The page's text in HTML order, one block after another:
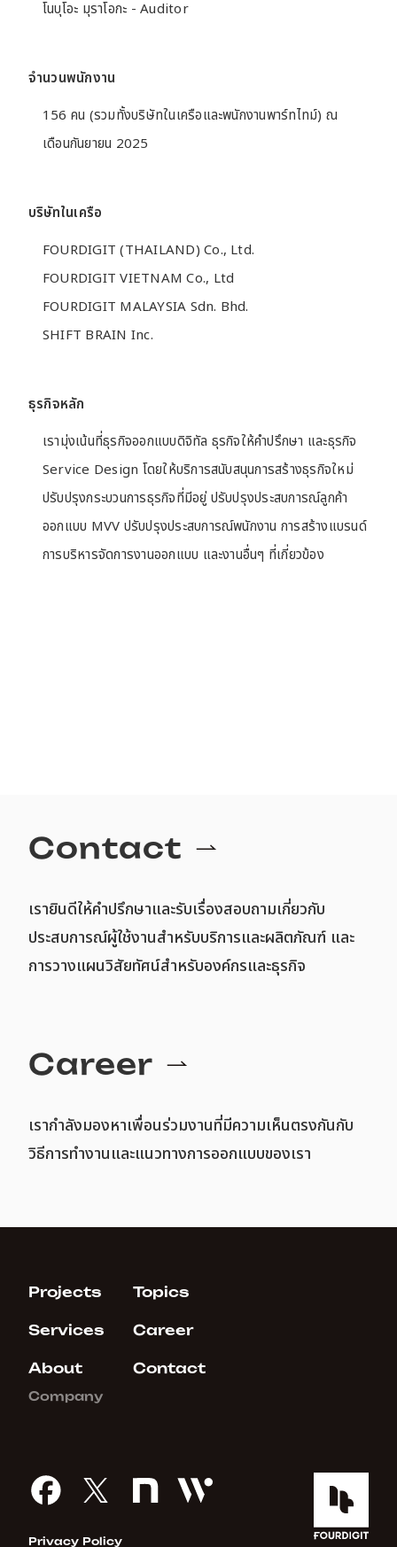
โนบุโอะ มุราโอกะ - Auditor
จำนวนพนักงาน
156 คน (รวมทั้งบริษัทในเครือและพนักงานพาร์ทไทม์) ณ
เดือนกันยายน 2025
บริษัทในเครือ
FOURDIGIT (THAILAND) Co., Ltd.
FOURDIGIT VIETNAM Co., Ltd
FOURDIGIT MALAYSIA Sdn. Bhd.
SHIFT BRAIN Inc.
ธุรกิจหลัก
เรามุ่งเน้นที่ธุรกิจออกแบบดิจิทัล ธุรกิจให้คำปรึกษา และธุรกิจ
Service Design โดยให้บริการสนับสนุนการสร้างธุรกิจใหม่
ปรับปรุงกระบวนการธุรกิจที่มีอยู่ ปรับปรุงประสบการณ์ลูกค้า
ออกแบบ MVV ปรับปรุงประสบการณ์พนักงาน การสร้างแบรนด์
การบริหารจัดการงานออกแบบ และงานอื่นๆ ที่เกี่ยวข้อง
Contact
เรายินดีให้คำปรึกษาและรับเรื่องสอบถามเกี่ยวกับ
ประสบการณ์ผู้ใช้งานสำหรับบริการและผลิตภัณฑ์ และ
การวางแผนวิสัยทัศน์สำหรับองค์กรและธุรกิจ
Career
เรากำลังมองหาเพื่อนร่วมงานที่มีความเห็นตรงกันกับ
วิธีการทำงานและแนวทางการออกแบบของเรา
Projects
Services
About
Company
Topics
Career
Contact
Privacy Policy